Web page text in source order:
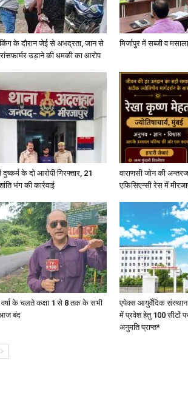
के दौरान जेई से अभद्रता, जान से
उड़ाने की धमकी का आरोप
मिर्जापुर में सब्जी व
दुष्कर्म के दो आरोपी गिरफ्तार, 21
भंग की कार्रवाई
वाराणसी जोन की
एफिसिएन्सी रेस में
के चलते कक्षा 1 से 8 तक के सभी
आज बंद
एपेक्स आयुर्वेदिक संस्थान
में प्रवेश हेतु 100 सीटों
अनुमति प्राप्त*